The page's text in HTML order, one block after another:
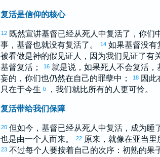
复活是信仰的核心
12 既然宣讲基督已经从死人中复活了，你们
事，基督也就没有复活了。
14 如果基督没有
被看做是神的假见证人，因为我们见证了有
基督复活；
16 就是说，如果死人不会复活，
妄的，你们也仍然在自己的罪孽中；
18 因此
只在于今生 b ，我们就比所有的人更可怜。
复活带给我们保障
20 但如今，基督已经从死人中复活，成为睡
也是由一个人而来。
22 原来，就像在亚当里
23 不过每个人要按着自己的次序：初熟的果